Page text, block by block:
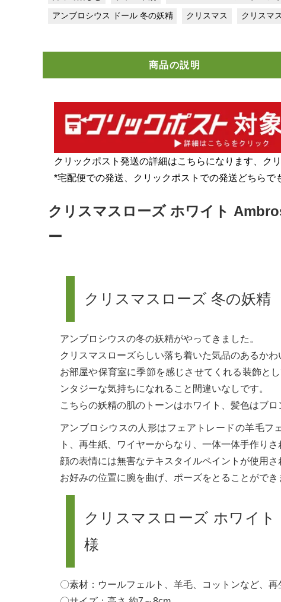
アンブロシウス ドール 冬の妖精 クリスマス クリスマ
商品の説明
クリックポスト発送の詳細はこちらになります、ク
*宅配便での発送、クリックポストでの発送どちらで
クリスマスローズ ホワイト
ー
クリスマスローズ 冬の妖精
アンブロシウスの冬の妖精がやってきました。
クリスマスローズらしい落ち着いた気品のあるかわ
お部屋や保育室に季節を感じさせてくれる装飾と
ンタジーな気持ちになれること間違いなしです。
こちらの妖精の肌のトーンはホワイト、髪色はブロ
アンブロシウスの人形はフェアトレードの羊毛
ト、再生紙、ワイヤーからなり、一体一体手作りさ
顔の表情には無害なテキスタイルペイントが使用さ
お好みの位置に腕を曲げ、ポーズをとることができ
クリスマスローズ ホワイ
様
〇素材：ウールフェルト、羊毛、コットンなど、